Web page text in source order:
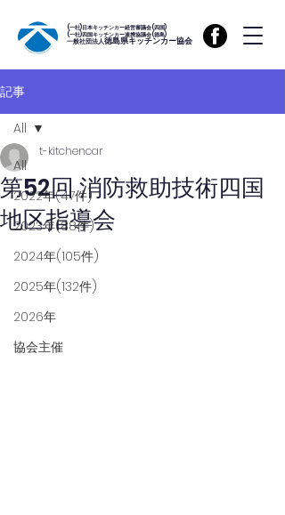
(一社)日本キッチンカー経営審議会(四国)
(一社)四国キッチンカー連携協議会(徳島)
一般社団法人徳島県キッチンカー協会
記事
All
2022年(47件)
2023年(88件)
2024年(105件)
2025年(132件)
2026年
協会主催
All
第52回 消防救助技術四国
地区指導会
t-kitchencar